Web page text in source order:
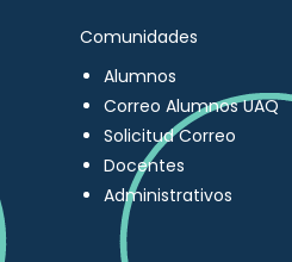
Comunidades
Alumnos
Correo Alumnos UAQ
Solicitud Correo
Docentes
Administrativos